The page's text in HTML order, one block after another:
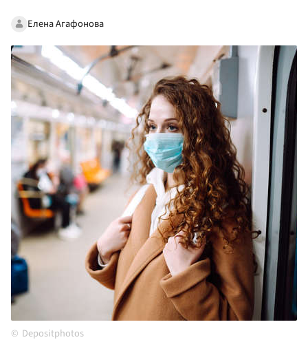
Елена Агафонова
Depositphotos